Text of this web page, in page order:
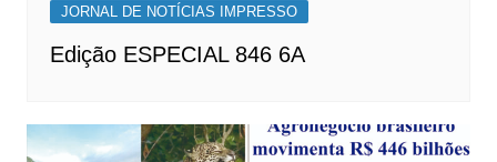
JORNAL DE NOTÍCIAS IMPRESSO
Edição ESPECIAL 846 6A